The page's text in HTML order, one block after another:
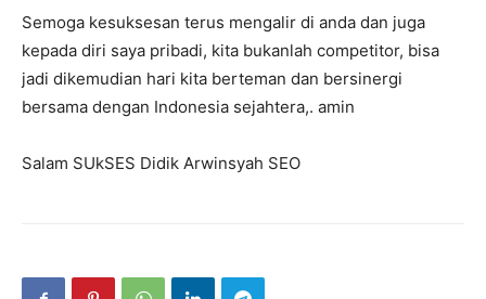
Semoga kesuksesan terus mengalir di anda dan juga
kepada diri saya pribadi, kita bukanlah competitor, bisa
jadi dikemudian hari kita berteman dan bersinergi
bersama dengan Indonesia sejahtera,. amin
Salam SUkSES Didik Arwinsyah SEO